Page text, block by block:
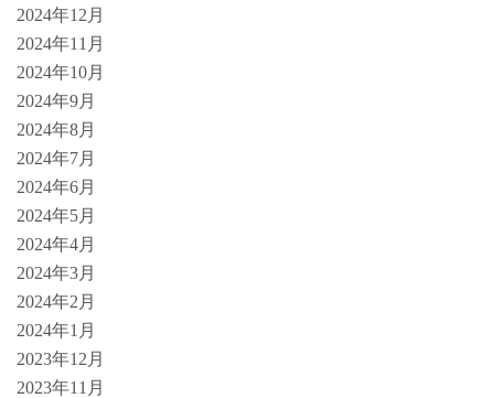
2024年12月
2024年11月
2024年10月
2024年9月
2024年8月
2024年7月
2024年6月
2024年5月
2024年4月
2024年3月
2024年2月
2024年1月
2023年12月
2023年11月